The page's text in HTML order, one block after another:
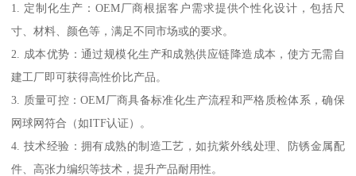
1. 定制化生产：OEM厂商根据客户需求提供个性化设计，包括尺
寸、材料、颜色等，满足不同市场或的要求。
2. 成本优势：通过规模化生产和成熟供应链降造成本，使方无需自
建工厂即可获得高性价比产品。
3. 质量可控：OEM厂商具备标准化生产流程和严格质检体系，确保
网球网符合（如ITF认证）。
4. 技术经验：拥有成熟的制造工艺，如抗紫外线处理、防锈金属配
件、高张力编织等技术，提升产品耐用性。